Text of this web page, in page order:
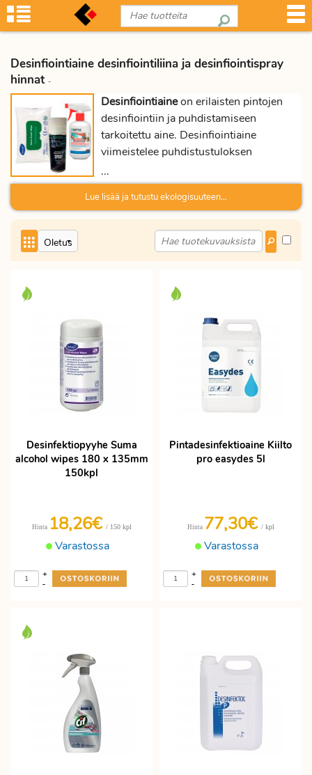
Desinfiointiaine desinfiointiliina ja desinfiointispray
hinnat -
Desinfiointiaineon erilaisten pintojen
desinfiointiin ja puhdistamiseen
tarkoitettu aine. Desinfiointiaine
viimeistelee puhdistustuloksen
homeet, hiivat ja virukset.
...
Lue lisää ja tutustu ekologisuuteen...
Desinfektiopyyhe Suma
alcohol wipes 180 x 135mm
150kpl
Varastossa
Hinta 18,26€ / 150 kpl
-
+
Pintadesinfektioaine Kiilto
pro easydes 5l
Varastossa
Hinta 77,30€ / kpl
-
+